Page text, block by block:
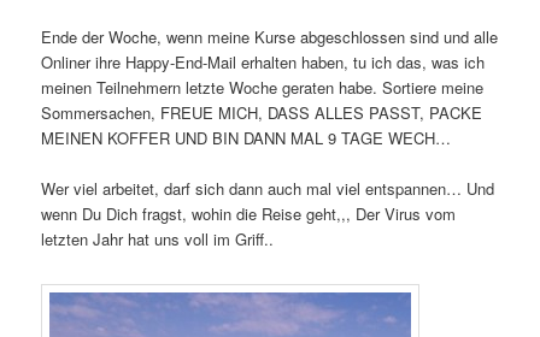
Ende der Woche, wenn meine Kurse abgeschlossen sind und alle
Onliner ihre Happy-End-Mail erhalten haben, tu ich das, was ich
meinen Teilnehmern letzte Woche geraten habe. Sortiere meine
Sommersachen, FREUE MICH, DASS ALLES PASST, PACKE
MEINEN KOFFER UND BIN DANN MAL 9 TAGE WECH…
Wer viel arbeitet, darf sich dann auch mal viel entspannen… Und
wenn Du Dich fragst, wohin die Reise geht,,, Der Virus vom
letzten Jahr hat uns voll im Griff..